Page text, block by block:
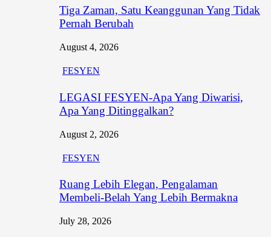
Tiga Zaman, Satu Keanggunan Yang Tidak
Pernah Berubah
August 4, 2026
FESYEN
LEGASI FESYEN-Apa Yang Diwarisi,
Apa Yang Ditinggalkan?
August 2, 2026
FESYEN
Ruang Lebih Elegan, Pengalaman
Membeli-Belah Yang Lebih Bermakna
July 28, 2026